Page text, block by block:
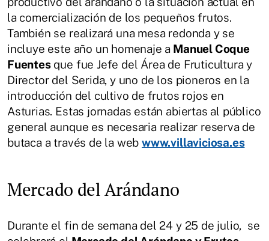
la comercialización de los pequeños frutos.
También se realizará una mesa redonda y se
incluye este año un homenaje a Manuel Coque
Fuentesque fue Jefe del Área de Fruticultura y
Director del Serida, y uno de los pioneros en la
introducción del cultivo de frutos rojos en
Asturias. Estas jornadas están abiertas al público
general aunque es necesaria realizar reserva de
butaca a través de la webwww.villaviciosa.es
Mercado del Arándano
Durante el fin de semana del 24 y 25 de julio, se